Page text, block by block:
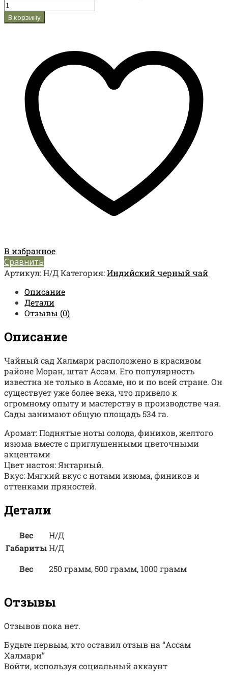
В корзину
В избранное
Сравнить
Артикул:Н/ДКатегория:Индийский черный чай
Описание
Детали
Отзывы (0)
Описание
Чайный сад Халмари расположено в красивом
районе Моран, штат Ассам. Его популярность
известна не только в Ассаме, но и по всей стране. Он
существует уже более века, что привело к
огромному опыту и мастерству в производстве чая.
Сады занимают общую площадь 534 га.
Аромат: Поднятые ноты солода, фиников, желтого
изюма вместе с приглушенными цветочными
акцентами
Цвет настоя: Янтарный.
Вкус: Мягкий вкус с нотами изюма, фиников и
оттенками пряностей.
Детали
Вес
Н/Д
ГабаритыН/Д
Вес
250 грамм, 500 грамм, 1000 грамм
Отзывы
Отзывов пока нет.
Будьте первым, кто оставил отзыв на “Ассам
Халмари”
Войти, используя социальный аккаунт